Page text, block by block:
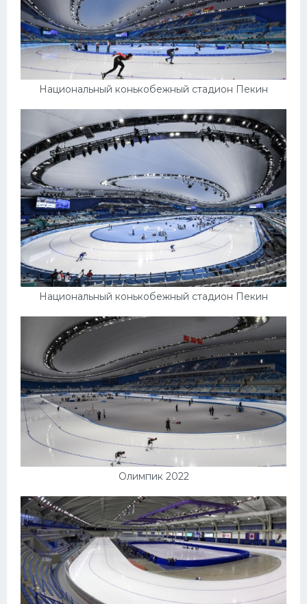
Национальный конькобежный стадион Пекин
Национальный конькобежный стадион Пекин
Олимпик 2022